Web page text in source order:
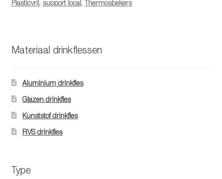
Plasticvrij, support local ,Thermosbekers
Materiaal drinkflessen
Aluminium drinkfles
Glazen drinkfles
Kunststof drinkfles
RVS drinkfles
Type